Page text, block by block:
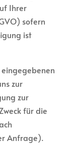
Ihrer
sofern
ist
zur
zur
für die
Anfrage).